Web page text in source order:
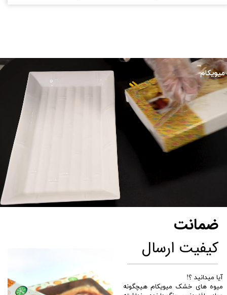
ضمانت
کیفیت ارسال
​آیا میدانید ؟!
میوه های خشک میویکام هیچگونه